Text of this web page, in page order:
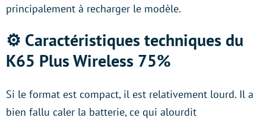
principalement à recharger le modèle.
⚙️ Caractéristiques techniques du
K65 Plus Wireless 75%
Si le format est compact, il est relativement lourd. Il a
bien fallu caler la batterie, ce qui alourdit